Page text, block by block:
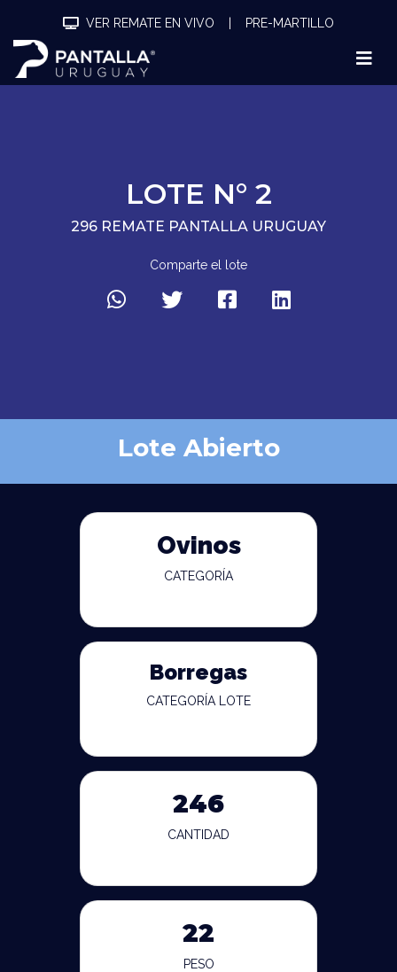
VER REMATE EN VIVO PRE-MARTILLO
LOTE N° 2
296 REMATE PANTALLA URUGUAY
Comparte el lote
Lote Abierto
Ovinos
CATEGORÍA
Borregas
CATEGORÍA LOTE
246
CANTIDAD
22
PESO